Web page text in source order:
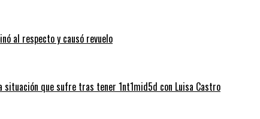
al respecto y causó revuelo
situación que sufre tras tener 1nt1mid5d con Luisa Castro